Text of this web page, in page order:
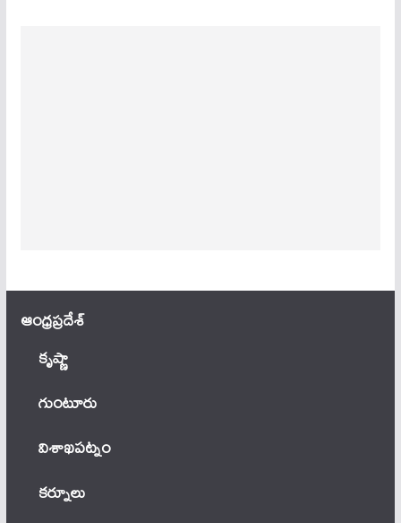
ఆంధ్ర‌ప్ర‌దేశ్
కృష్ణా
గుంటూరు
విశాఖపట్నం
కర్నూలు